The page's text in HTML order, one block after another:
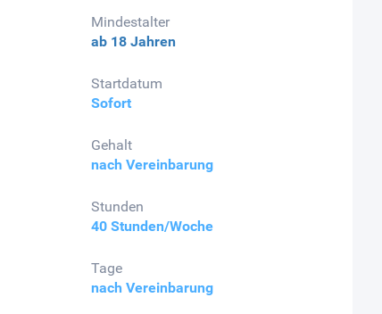
Mindestalter
ab 18 Jahren
Startdatum
Sofort
Gehalt
nach Vereinbarung
Stunden
40 Stunden/Woche
Tage
nach Vereinbarung